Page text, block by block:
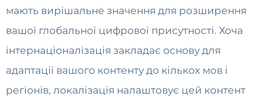
мають вирішальне значення для розширення
вашої глобальної цифрової присутності. Хоча
інтернаціоналізація закладає основу для
адаптації вашого контенту до кількох мов і
регіонів, локалізація налаштовує цей контент